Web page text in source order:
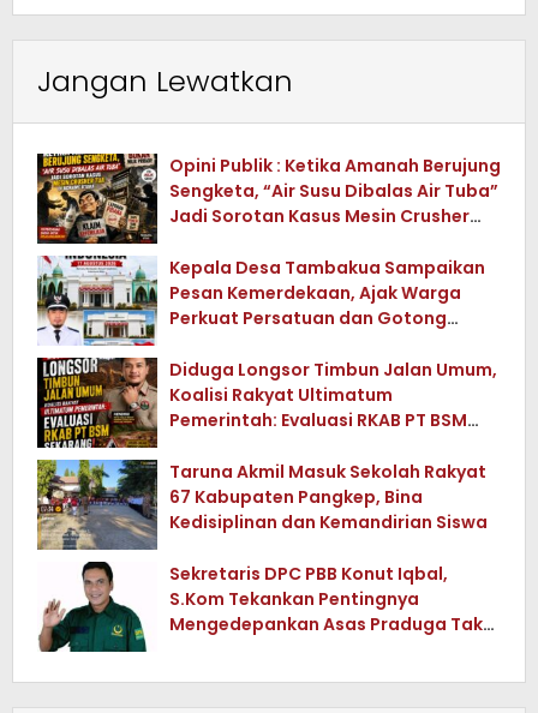
Jangan Lewatkan
Opini Publik : Ketika Amanah Berujung
Sengketa, “Air Susu Dibalas Air Tuba”
Jadi Sorotan Kasus Mesin Crusher
Kepala Desa Tambakua Sampaikan
Pesan Kemerdekaan, Ajak Warga
Perkuat Persatuan dan Gotong
Diduga Longsor Timbun Jalan Umum,
Koalisi Rakyat Ultimatum
Pemerintah: Evaluasi RKAB PT BSM
Taruna Akmil Masuk Sekolah Rakyat
67 Kabupaten Pangkep, Bina
Kedisiplinan dan Kemandirian Siswa
Sekretaris DPC PBB Konut Iqbal,
S.Kom Tekankan Pentingnya
Mengedepankan Asas Praduga Tak